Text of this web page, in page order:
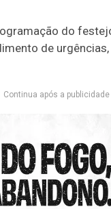
do
de
Continua após a publicidade